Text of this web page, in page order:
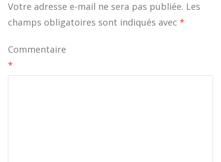
Votre adresse e-mail ne sera pas publiée. Les
champs obligatoires sont indiqués avec *
Commentaire
*